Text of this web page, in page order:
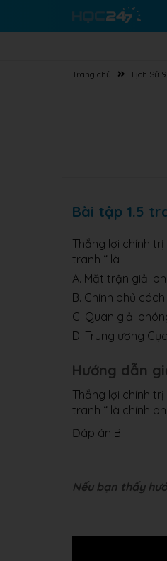
Trang chủ Lịch Sử 9
Bài tập 1.5
Thắng lợi chính
tranh “ là
A. Mặt trận giải
B. Chính phủ
C. Quan giải
D. Trung ương
Hướng dẫn
Thắng lợi chính
tranh “ là chính
Đáp án B
Nếu bạn thấy